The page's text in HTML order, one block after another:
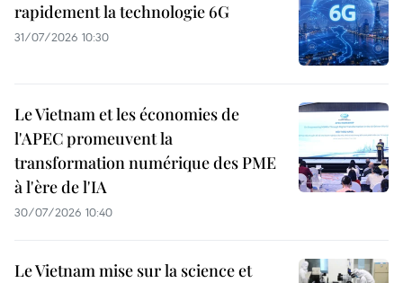
rapidement la technologie 6G
31/07/2026 10:30
Le Vietnam et les économies de
l'APEC promeuvent la
transformation numérique des PME
à l'ère de l'IA
30/07/2026 10:40
Le Vietnam mise sur la science et